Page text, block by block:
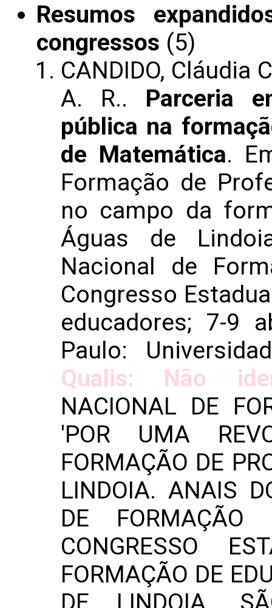
Resumos
congressos (5)
CANDIDO, Cláudia
A. R.. Parceria
pública na
de Matemática.
Formação de
no campo da
Águas de
Nacional de
Congresso
educadores; 7-9
Paulo:
Qualis: Não
NACIONAL DE
'POR UMA
FORMAÇÃO DE
LINDOIA. ANAIS
DE FORMAÇÃO
CONGRESSO
FORMAÇÃO DE